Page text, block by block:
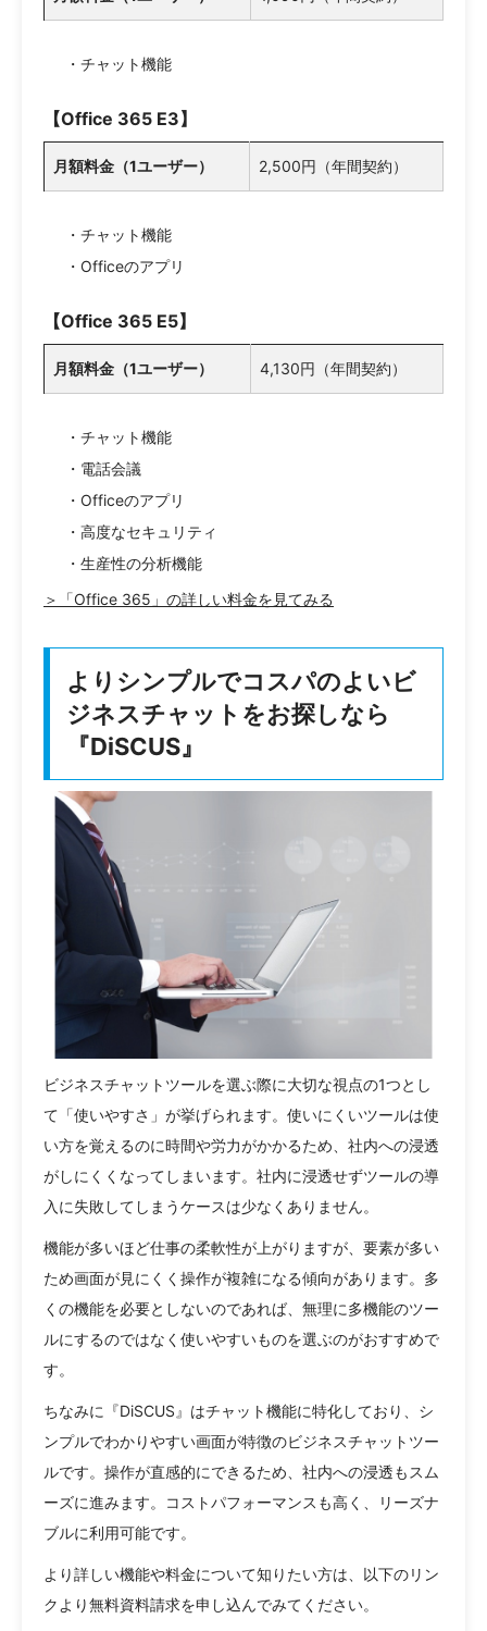
・チャット機能
【Office 365 E3】
月額料金（1ユーザー） 2,500円（年間契約）
・チャット機能
・Officeのアプリ
【Office 365 E5】
月額料金（1ユーザー） 4,130円（年間契約）
・チャット機能
・電話会議
・Officeのアプリ
・高度なセキュリティ
・生産性の分析機能
＞「Office 365」の詳しい料金を見てみる
よりシンプルでコスパのよいビ
ジネスチャットをお探しなら
『DiSCUS』
ビジネスチャットツールを選ぶ際に大切な視点の1つとし
て「使いやすさ」が挙げられます。使いにくいツールは使
い方を覚えるのに時間や労力がかかるため、社内への浸透
がしにくくなってしまいます。社内に浸透せずツールの導
入に失敗してしまうケースは少なくありません。
機能が多いほど仕事の柔軟性が上がりますが、要素が多い
ため画面が見にくく操作が複雑になる傾向があります。多
くの機能を必要としないのであれば、無理に多機能のツー
ルにするのではなく使いやすいものを選ぶのがおすすめで
す。
ちなみに『DiSCUS』はチャット機能に特化しており、シ
ンプルでわかりやすい画面が特徴のビジネスチャットツー
ルです。操作が直感的にできるため、社内への浸透もスム
ーズに進みます。コストパフォーマンスも高く、リーズナ
ブルに利用可能です。
より詳しい機能や料金について知りたい方は、以下のリン
クより無料資料請求を申し込んでみてください。